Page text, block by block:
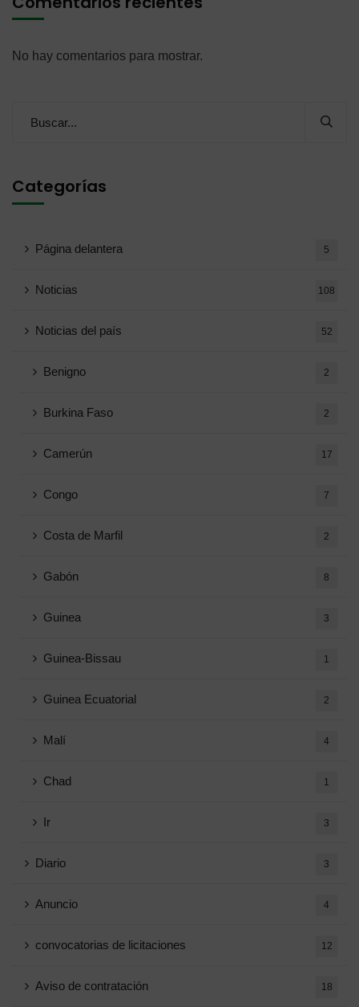
No hay comentarios para mostrar.
Categorías
Página delantera 5
Noticias 108
Noticias del país 52
Benigno 2
Burkina Faso 2
Camerún 17
Congo 7
Costa de Marfil 2
Gabón 8
Guinea 3
Guinea-Bissau 1
Guinea Ecuatorial 2
Malí 4
Chad 1
Ir 3
Diario 3
Anuncio 4
convocatorias de licitaciones 12
Aviso de contratación 18